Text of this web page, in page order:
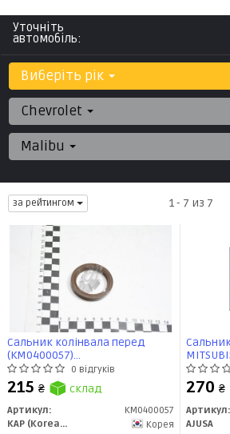
Уточніть
автомобіль:
Виберіть рік
Chevrolet
Malibu
за рейтингом 1 - 7 из 7
Сальник колінвала перед
(KM0400057)
ix35/Tucson/Sonata (21421-
25002) KAP
0 відгуків
215 ₴ склад
Артикул:
KM0400057
KAP (KoreaAutoParts)
Корея
2.4i
270 ₴
Артикул:
AJUSA